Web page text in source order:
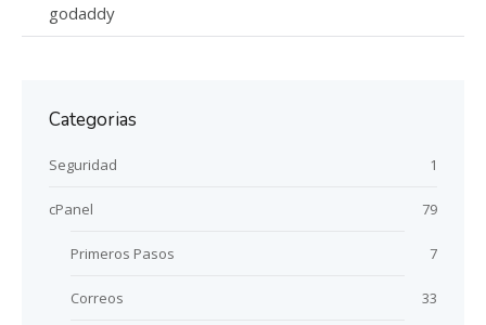
godaddy
Categorias
Seguridad 1
cPanel 79
Primeros Pasos 7
Correos 33